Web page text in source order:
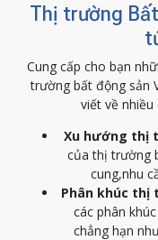
Thị trường
Cung cấp cho bạn
trường bất động sản
viết về
Xu hướng thị
của thị trường
cung,nhu
Phân khúc thị
các phân
chẳng hạn